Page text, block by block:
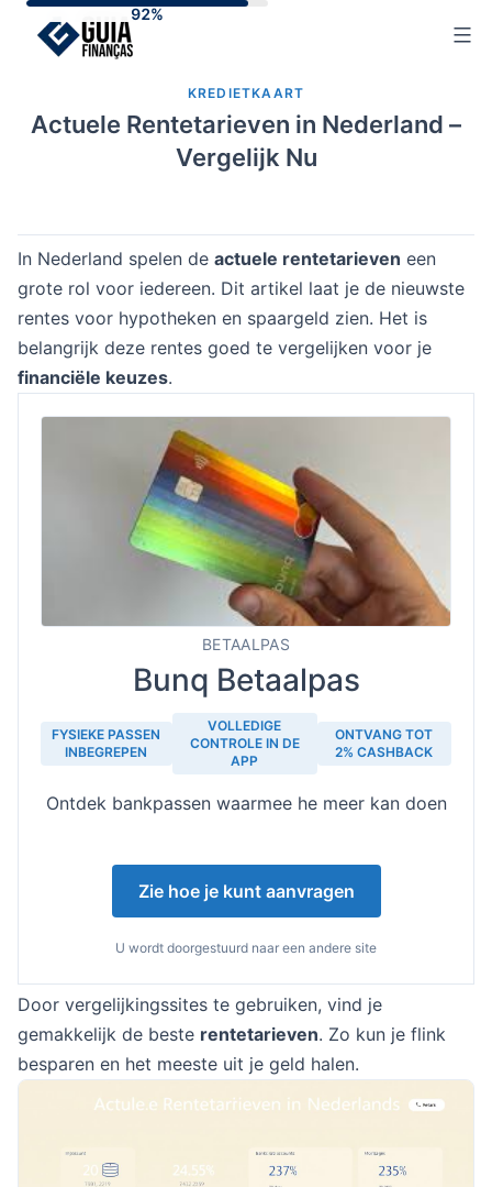
KREDIETKAART
Actuele Rentetarieven in Nederland –
Vergelijk Nu
In Nederland spelen de actuele rentetarieven een
grote rol voor iedereen. Dit artikel laat je de nieuwste
rentes voor hypotheken en spaargeld zien. Het is
belangrijk deze rentes goed te vergelijken voor je
financiële keuzes.
BETAALPAS
Bunq Betaalpas
FYSIEKE PASSEN
INBEGREPEN
VOLLEDIGE
CONTROLE IN DE
APP
ONTVANG TOT
2% CASHBACK
Ontdek bankpassen waarmee he meer kan doen
Zie hoe je kunt aanvragen
U wordt doorgestuurd naar een andere site
Door vergelijkingssites te gebruiken, vind je
gemakkelijk de beste rentetarieven. Zo kun je flink
besparen en het meeste uit je geld halen.